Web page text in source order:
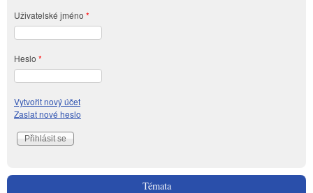
Uživatelské jméno *
Heslo *
Vytvořit nový účet
Zaslat nové heslo
Témata